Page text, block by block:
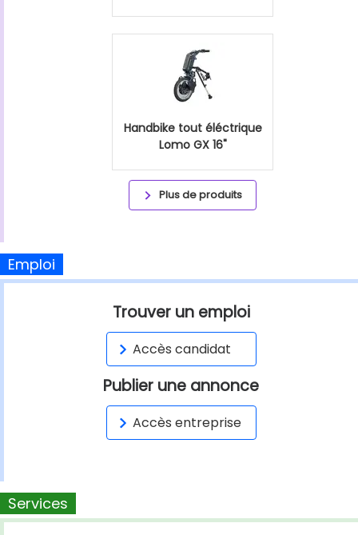
Handbike tout éléctrique
Lomo GX 16"
Plus de produits
Emploi
Trouver un emploi
Accès candidat
Publier une annonce
Accès entreprise
Services